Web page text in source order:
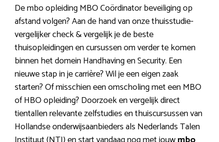
De mbo opleiding MBO Coördinator beveiliging op
afstand volgen? Aan de hand van onze thuisstudie-
vergelijker check & vergelijk je de beste
thuisopleidingen en cursussen om verder te komen
binnen het domein Handhaving en Security. Een
nieuwe stap in je carrière? Wil je een eigen zaak
starten? Of misschien een omscholing met een MBO
of HBO opleiding? Doorzoek en vergelijk direct
tientallen relevante zelfstudies en thuiscursussen van
Hollandse onderwijsaanbieders als Nederlands Talen